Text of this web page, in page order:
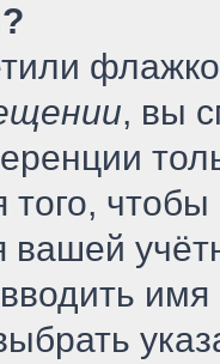
, вы
чтобы
вашей